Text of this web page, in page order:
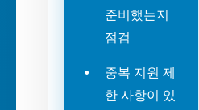
준비했는지
점검
중복 지원 제
한 사항이 있